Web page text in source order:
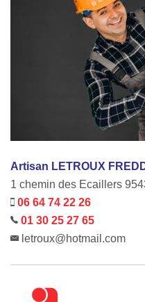
Artisan LETROUX
1 chemin des Ecaillers
06 64 74 22 26
01 30 25 27 65
letroux@hotmail.com